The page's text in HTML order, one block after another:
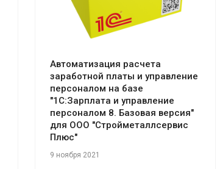
Автоматизация расчета
заработной платы и управление
персоналом на базе
"1С:Зарплата и управление
персоналом 8. Базовая версия"
для ООО "Стройметаллсервис
Плюс"
9 ноября 2021